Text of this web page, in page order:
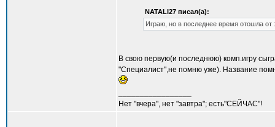
NATALI27 писал(а):
Играю, но в последнее время отошла от
В свою первую(и последнюю) комп.игру
"Специалист",не помню уже). Название
Нет "вчера", нет "завтра"; есть"СЕЙЧАС"!